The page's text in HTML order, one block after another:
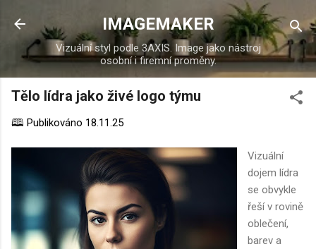
Přeskočit na hlavní obsah
IMAGEMAKER
Vizuální styl podle 3AXIS. Image jako nástroj
osobní i firemní proměny.
Tělo lídra jako živé logo týmu
🕮 Publikováno 18.11.25
Vizuální
dojem lídra
se obvykle
řeší v rovině
oblečení,
barev a